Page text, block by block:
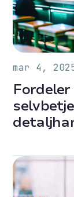
mar 4,
Fordeler